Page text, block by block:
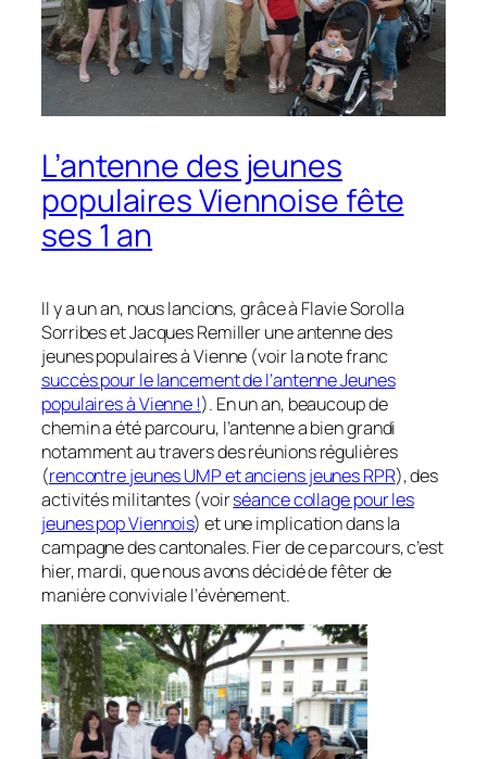
L’antenne des jeunes
populaires Viennoise fête
ses 1 an
Il y a un an, nous lancions, grâce à Flavie Sorolla
Sorribes et Jacques Remiller une antenne des
jeunes populaires à Vienne (voir la note franc
succès pour le lancement de l’antenne Jeunes
populaires à Vienne !). En un an, beaucoup de
chemin a été parcouru, l’antenne a bien grandi
notamment au travers des réunions régulières
(rencontre jeunes UMP et anciens jeunes RPR), des
activités militantes (voirséance collage pour les
jeunes pop Viennois) et une implication dans la
campagne des cantonales. Fier de ce parcours, c’est
hier, mardi, que nous avons décidé de fêter de
manière conviviale l’évènement.